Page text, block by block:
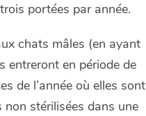
portées par année.
chats mâles (en ayant
entreront en période de
de l’année où elles sont
stérilisées dans une